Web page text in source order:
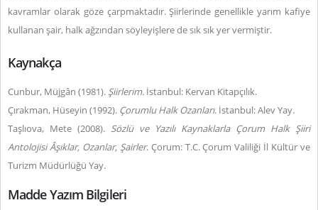
kavramlar olarak göze çarpmaktadır. Şiirlerinde genellikle yarım kafiye
kullanan şair, halk ağzından söyleyişlere de sık sık yer vermiştir.
Kaynakça
Cunbur, Müjgân (1981). Şiirlerim. İstanbul: Kervan Kitapçılık.
Çırakman, Hüseyin (1992). Çorumlu Halk Ozanları. İstanbul:Alev Yay.
Taşlıova, Mete (2008). Sözlü ve Yazılı Kaynaklarla Çorum Halk Şiiri
Antolojisi Âşıklar, Ozanlar, Şairler. Çorum: T.C. Çorum Valiliği İl Kültür ve
Turizm Müdürlüğü Yay.
Madde Yazım Bilgileri